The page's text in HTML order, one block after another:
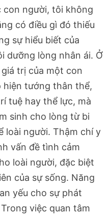
con người, tôi không
có điều gì đó thiếu
sự hiểu biết của
dưỡng lòng nhân ái. Ở
trị của một con
hiện tướng thân thể,
tuệ hay thể lực, mà
sinh cho lòng từ bi
loài người. Thậm chí y
vấn đề tình cảm
loài người, đặc biệt
của sự sống. Năng
yếu cho sự phát
việc quan tâm